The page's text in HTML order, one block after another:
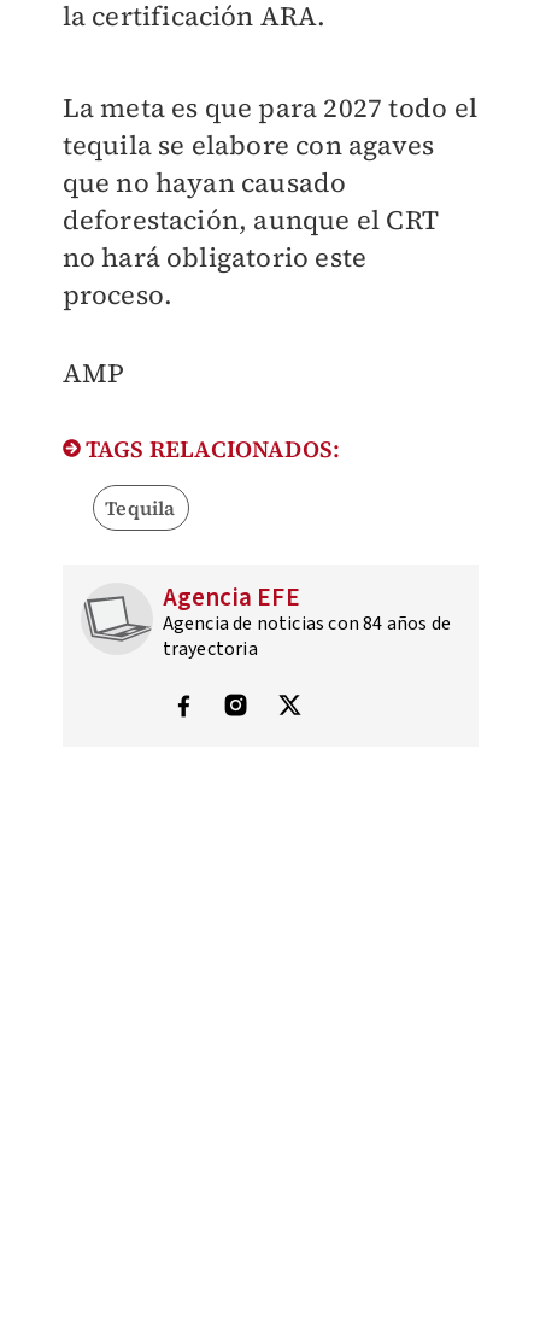
la certificación ARA.
La meta es que para 2027 todo el
tequila se elabore con agaves
que no hayan causado
deforestación, aunque el CRT
no hará obligatorio este
proceso.
AMP
TAGS RELACIONADOS:
Tequila
Agencia EFE
Agencia de noticias con 84 años de
trayectoria